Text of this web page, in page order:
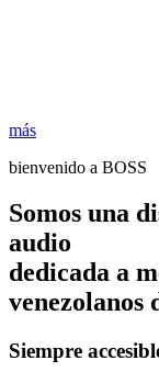
más
bienvenido a BOSS
Somos una
audio
dedicada a
venezolanos
Siempre